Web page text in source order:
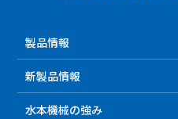
製品情報
新製品情報
水本機械の強み